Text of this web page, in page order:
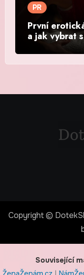
PR
První
a jak vybrat
Copyright ©
Související